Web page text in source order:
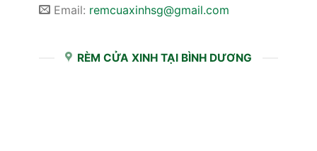
Email: remcuaxinhsg@gmail.com
RÈM CỬA XINH TẠI BÌNH DƯƠNG